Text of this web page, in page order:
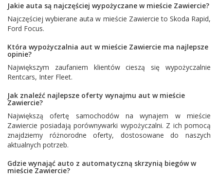
Jakie auta są najczęściej wypożyczane w mieście Zawiercie?
Najczęściej wybierane auta w mieście Zawiercie to Skoda Rapid,
Ford Focus.
Która wypożyczalnia aut w mieście Zawiercie ma najlepsze
opinie?
Największym zaufaniem klientów cieszą się wypożyczalnie
Rentcars, Inter Fleet.
Jak znaleźć najlepsze oferty wynajmu aut w mieście
Zawiercie?
Największą ofertę samochodów na wynajem w mieście
Zawiercie posiadają porównywarki wypożyczalni. Z ich pomocą
znajdziemy różnorodne oferty, dostosowane do naszych
aktualnych potrzeb.
Gdzie wynająć auto z automatyczną skrzynią biegów w
mieście Zawiercie?